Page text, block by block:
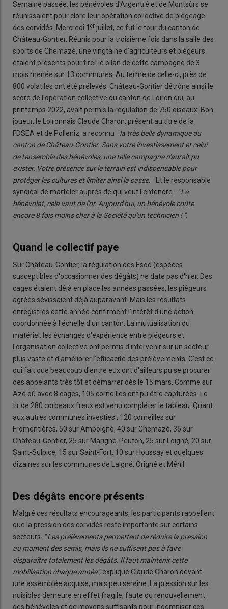
Semaine passée, les bénévoles d'Argentré et de Montsûrs se
réunissaient pour clore leur opération collective de piégeage
des corvidés. Mercredi 1 er juillet, ce fut le tour du canton de
Château-Gontier. Réunis pour la troisième fois dans la salle des
sports de Chemazé, une vingtaine d'agriculteurs et piégeurs
étaient présents pour tirer le bilan de cette campagne de 3
mois menée sur 13 communes. Au terme de celle-ci, près de
800 volatiles ont été prélevés. Château-Gontier détrône ainsi le
score de l'opération collective du canton de Loiron qui, au
printemps 2022, avait permis la régulation de 750 oiseaux. Bon
joueur, le Loironnais Claude Charon, présent au titre de la
FDSEA et de Polleniz, a reconnu " la très belle dynamique du
canton de Château-Gontier. Sans votre investissement et celui
de l'ensemble des bénévoles, une telle campagne n'aurait pu
exister. Votre présence sur le terrain est indispensable pour
protéger les cultures et limiter ainsi la casse. "Et le responsable
syndical de marteler auprès de qui veut l'entendre : " Le
bénévolat, cela vaut de l'or. Aujourd'hui, un bénévole coûte
encore 8 fois moins cher à la Société qu'un technicien ! ".
Quand le collectif paye
Sur Château-Gontier, la régulation des Esod (espèces
susceptibles d'occasionner des dégâts) ne date pas d'hier. Des
cages étaient déjà en place les années passées, les piégeurs
agréés sévissaient déjà auparavant. Mais les résultats
enregistrés cette année confirment l'intérêt d'une action
coordonnée à l'échelle d'un canton. La mutualisation du
matériel, les échanges d'expérience entre piégeurs et
l'organisation collective ont permis d'intervenir sur un secteur
plus vaste et d'améliorer l'efficacité des prélèvements. C'est ce
qui fait que beaucoup d'entre eux ont d'ailleurs pu se procurer
des appelants très tôt et démarrer dès le 15 mars. Comme sur
Azé où avec 8 cages, 105 corneilles ont pu être capturées. Le
tir de 280 corbeaux freux est venu compléter le tableau. Quant
aux autres communes investies : 120 corneilles sur
Fromentières, 50 sur Ampoigné, 40 sur Chemazé, 35 sur
Château-Gontier, 25 sur Marigné-Peuton, 25 sur Loigné, 20 sur
Saint-Sulpice, 15 sur Saint-Fort, 10 sur Houssay et quelques
dizaines sur les communes de Laigné, Origné et Ménil.
Des dégâts encore présents
Malgré ces résultats encourageants, les participants rappellent
que la pression des corvidés reste importante sur certains
secteurs.
" Les prélèvements permettent de réduire la pression
au moment des semis, mais ils ne suffisent pas à faire
disparaître totalement les dégâts. Il faut maintenir cette
mobilisation chaque année", explique Claude Charon devant
une assemblée acquise, mais peu sereine. La pression sur les
nuisibles demeure en effet fragile, faute du renouvellement
des bénévoles et de moyens suffisants pour indemniser ces